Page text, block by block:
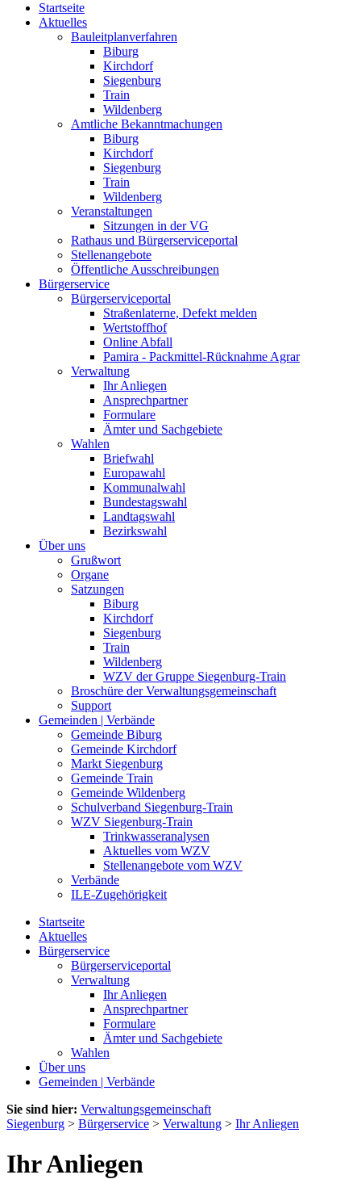
Startseite
Aktuelles
Bauleitplanverfahren
Biburg
Kirchdorf
Siegenburg
Train
Wildenberg
Amtliche Bekanntmachungen
Biburg
Kirchdorf
Siegenburg
Train
Wildenberg
Veranstaltungen
Sitzungen in der VG
Rathaus und Bürgerserviceportal
Stellenangebote
Öffentliche Ausschreibungen
Bürgerservice
Bürgerserviceportal
Straßenlaterne, Defekt melden
Wertstoffhof
Online Abfall
Pamira - Packmittel-Rücknahme Agrar
Verwaltung
Ihr Anliegen
Ansprechpartner
Formulare
Ämter und Sachgebiete
Wahlen
Briefwahl
Europawahl
Kommunalwahl
Bundestagswahl
Landtagswahl
Bezirkswahl
Über uns
Grußwort
Organe
Satzungen
Biburg
Kirchdorf
Siegenburg
Train
Wildenberg
WZV der Gruppe Siegenburg-Train
Broschüre der Verwaltungsgemeinschaft
Support
Gemeinden | Verbände
Gemeinde Biburg
Gemeinde Kirchdorf
Markt Siegenburg
Gemeinde Train
Gemeinde Wildenberg
Schulverband Siegenburg-Train
WZV Siegenburg-Train
Trinkwasseranalysen
Aktuelles vom WZV
Stellenangebote vom WZV
Verbände
ILE-Zugehörigkeit
Startseite
Aktuelles
Bürgerservice
Bürgerserviceportal
Verwaltung
Ihr Anliegen
Ansprechpartner
Formulare
Ämter und Sachgebiete
Wahlen
Über uns
Gemeinden | Verbände
Sie sind hier: Verwaltungsgemeinschaft
Siegenburg > Bürgerservice > Verwaltung > Ihr Anliegen
Ihr Anliegen